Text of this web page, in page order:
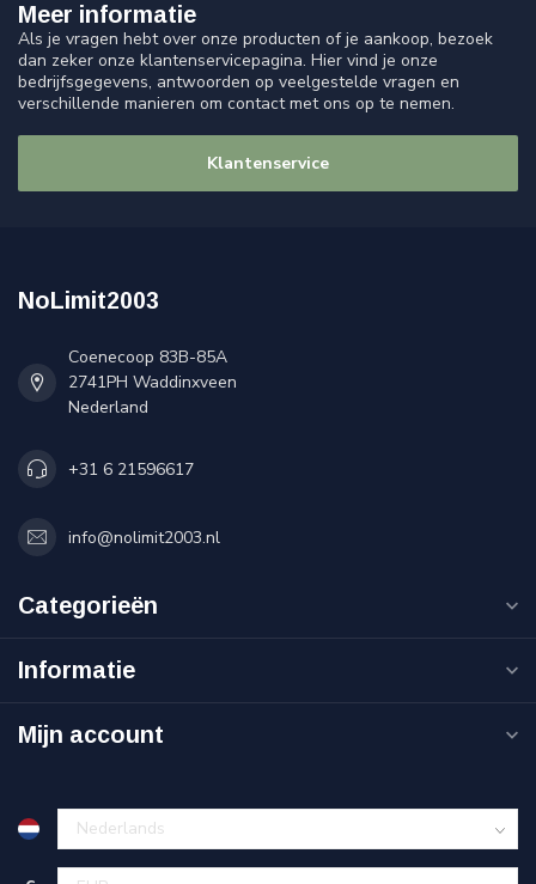
Meer informatie
Als je vragen hebt over onze producten of je aankoop, bezoek
dan zeker onze klantenservicepagina. Hier vind je onze
bedrijfsgegevens, antwoorden op veelgestelde vragen en
verschillende manieren om contact met ons op te nemen.
Klantenservice
NoLimit2003
Coenecoop 83B-85A
2741PH Waddinxveen
Nederland
+31 6 21596617
info@nolimit2003.nl
Categorieën
Informatie
Mijn account